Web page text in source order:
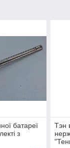
батареї
з
Тэн